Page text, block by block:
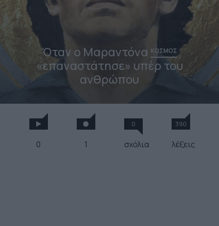
Όταν ο Μαραντόνα ΚΟΣΜΟΣ
«επαναστάτησε» υπέρ του
ανθρώπου
0 1
0
σχόλια
390
λέξεις